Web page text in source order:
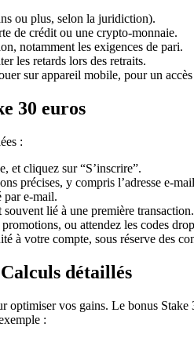
ou plus, selon la juridiction).
de crédit ou une crypto-monnaie.
notamment les exigences de pari.
les retards lors des retraits.
sur appareil mobile, pour un
30 euros
:
et cliquez sur “S’inscrire”.
précises, y compris l’adresse e-
e-mail.
lié à une première transaction.
ou attendez les codes
à votre compte, sous réserve des
détaillés
optimiser vos gains. Le bonus
: